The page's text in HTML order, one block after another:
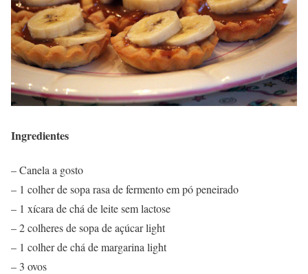
Ingredientes
– Canela a gosto
– 1 colher de sopa rasa de fermento em pó peneirado
– 1 xícara de chá de leite sem lactose
– 2 colheres de sopa de açúcar light
– 1 colher de chá de margarina light
– 3 ovos